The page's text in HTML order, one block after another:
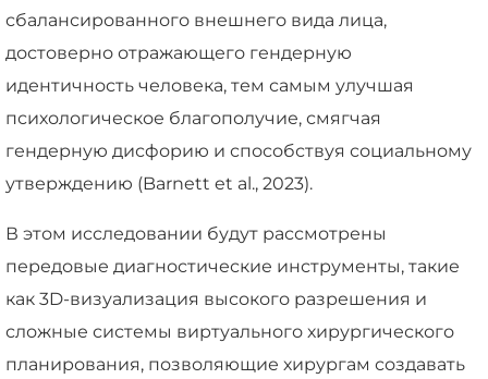
сбалансированного внешнего вида лица,
достоверно отражающего гендерную
идентичность человека, тем самым улучшая
психологическое благополучие, смягчая
гендерную дисфорию и способствуя социальному
утверждению (Barnett et al., 2023).
В этом исследовании будут рассмотрены
передовые диагностические инструменты, такие
как 3D-визуализация высокого разрешения и
сложные системы виртуального хирургического
планирования, позволяющие хирургам создавать